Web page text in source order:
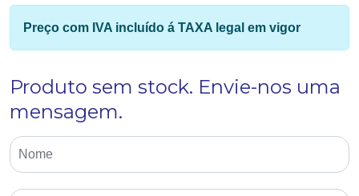
Preço com IVA incluído á TAXA legal em vigor
Produto sem stock. Envie-nos uma
mensagem.